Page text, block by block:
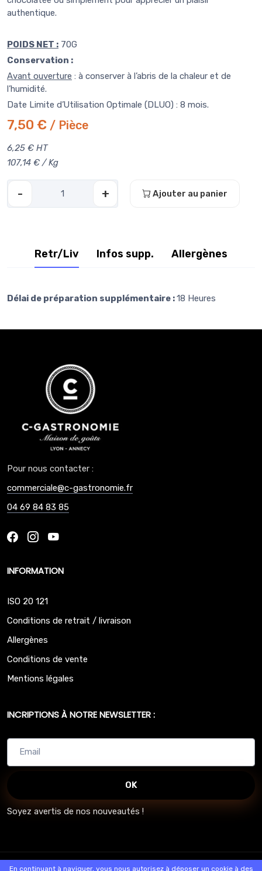
authentique.
POIDS NET : 70G
Conservation :
Avant ouverture : à conserver à l’abris de la chaleur et de
l’humidité.
Date Limite d’Utilisation Optimale (DLUO) : 8 mois.
7,50 € / Pièce
6,25 € HT
107,14 € / Kg
- + Ajouter au panier
Retr/Liv Infos supp. Allergènes
Délai de préparation supplémentaire :18 Heures
Pour nous contacter :
commerciale@c-gastronomie.fr
04 69 84 83 85
INFORMATION
ISO 20 121
Conditions de retrait / livraison
Allergènes
Conditions de vente
Mentions légales
INCRIPTIONS À NOTRE NEWSLETTER :
OK
Soyez avertis de nos nouveautés !
© 2026 - Logiciel SaasFood - Logiciel de gestion de commande sur
En continuant à naviguer, vous nous autorisez à déposer un cookie à des